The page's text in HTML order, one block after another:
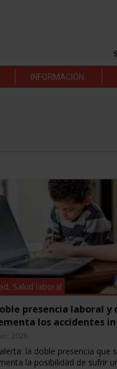
INFORMACIÓN
, Salud laboral
presencia laboral y
los accidentes
2026
la doble presencia que
la posibilidad de sufrir